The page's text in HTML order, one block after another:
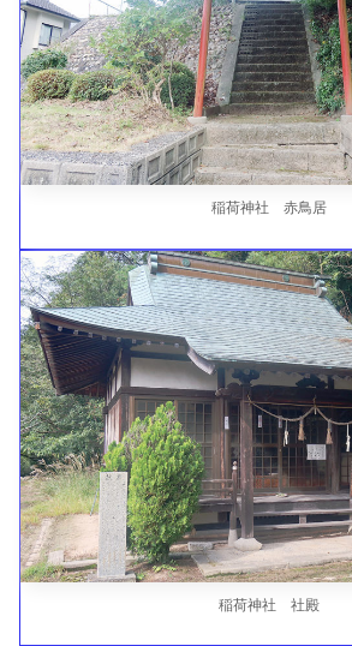
稲荷神社 赤鳥居
稲荷神社 社殿